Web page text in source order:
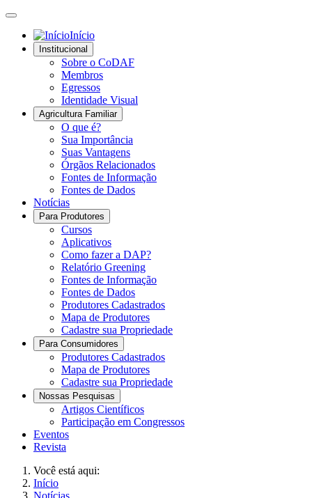
Início
Institucional
Sobre o CoDAF
Membros
Egressos
Identidade Visual
Agricultura Familiar
O que é?
Sua Importância
Suas Vantagens
Órgãos Relacionados
Fontes de Informação
Fontes de Dados
Notícias
Para Produtores
Cursos
Aplicativos
Como fazer a DAP?
Relatório Greening
Fontes de Informação
Fontes de Dados
Produtores Cadastrados
Mapa de Produtores
Cadastre sua Propriedade
Para Consumidores
Produtores Cadastrados
Mapa de Produtores
Cadastre sua Propriedade
Nossas Pesquisas
Artigos Científicos
Participação em Congressos
Eventos
Revista
Você está aqui:
Início
Notícias